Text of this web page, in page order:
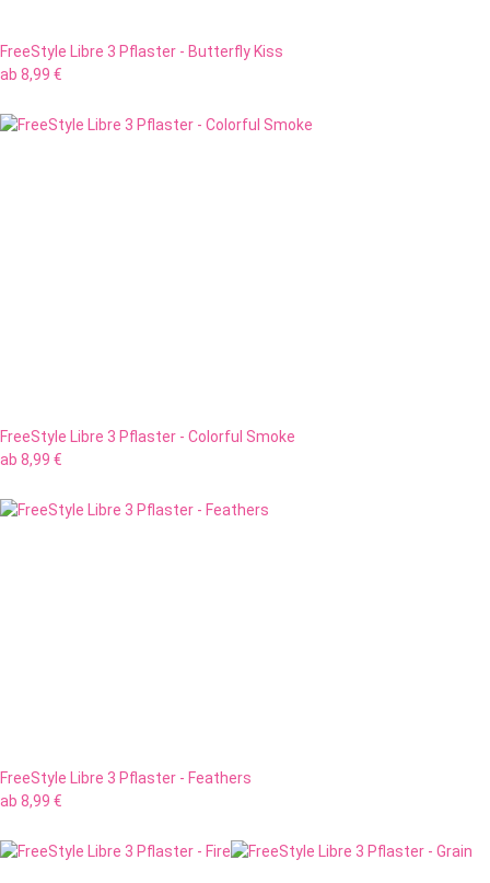
FreeStyle Libre 3 Pflaster - Butterfly Kiss
ab 8,99 €
FreeStyle Libre 3 Pflaster - Colorful Smoke
ab 8,99 €
FreeStyle Libre 3 Pflaster - Feathers
ab 8,99 €